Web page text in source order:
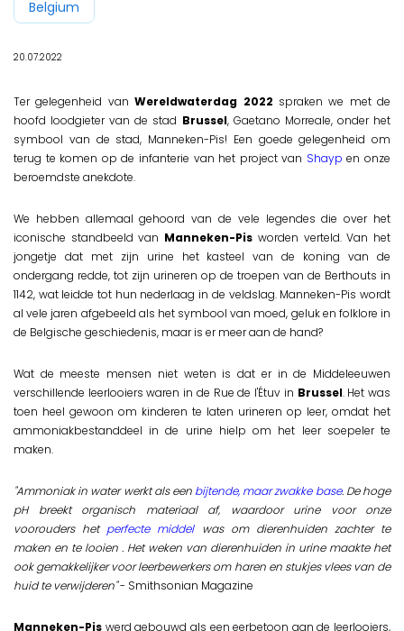
Belgium
20.07.2022
Ter gelegenheid vanWereldwaterdag 2022 spraken we met de
hoofd loodgieter van de stad Brussel, Gaetano Morreale, onder het
symbool van de stad, Manneken-Pis! Een goede gelegenheid om
terug te komen op de infanterie van het project van Shayp en onze
beroemdste anekdote.
We hebben allemaal gehoord van de vele legendes die over het
iconische standbeeld van Manneken-Pis worden verteld. Van het
jongetje dat met zijn urine het kasteel van de koning van de
ondergang redde, tot zijn urineren op de troepen van de Berthouts in
1142, wat leidde tot hun nederlaag in de veldslag. Manneken-Pis wordt
al vele jaren afgebeeld als het symbool van moed, geluk en folklore in
de Belgische geschiedenis, maar is er meer aan de hand?
Wat de meeste mensen niet weten is dat er in de Middeleeuwen
verschillende leerlooiers waren in de Rue de l'Étuv in Brussel. Het was
toen heel gewoon om kinderen te laten urineren op leer, omdat het
ammoniakbestanddeel in de urine hielp om het leer soepeler te
maken.
"Ammoniak in water werkt als een bijtende, maar zwakke base. De hoge
pH breekt organisch materiaal af, waardoor urine voor onze
voorouders het perfecte middelwas om dierenhuiden zachter te
maken en te looien . Het weken van dierenhuiden in urine maakte het
ook gemakkelijker voor leerbewerkers om haren en stukjes vlees van de
huid te verwijderen"- Smithsonian Magazine
Manneken-Pis werd gebouwd als een eerbetoon aan de leerlooiers,